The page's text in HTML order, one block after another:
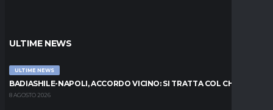
ULTIME NEWS
ULTIME NEWS
BADIASHILE-NAPOLI, ACCORDO VICINO: SI TRATTA COL CHELSEA
8 AGOSTO 2026